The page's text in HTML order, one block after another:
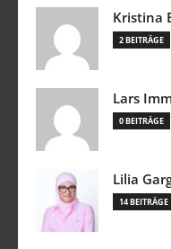
Kristina
2 BEITRÄGE
Lars
0 BEITRÄGE
Lilia
14 BEITRÄGE